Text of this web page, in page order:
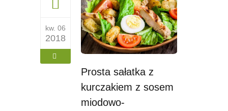
kw. 06
2018
Prosta sałatka z
kurczakiem z sosem
miodowo-